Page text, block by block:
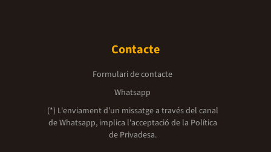
Contacte
Formulari de contacte
Whatsapp
(*) L'enviament d’un missatge a través del canal
de Whatsapp, implica l'acceptació de la Política
de Privadesa.